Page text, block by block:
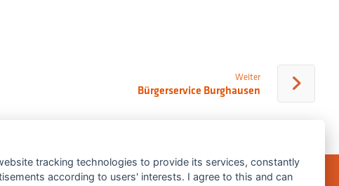
Weiter
Bürgerservice Burghausen
tracking technologies to provide its services, constantly
according to users' interests. I agree to this and can